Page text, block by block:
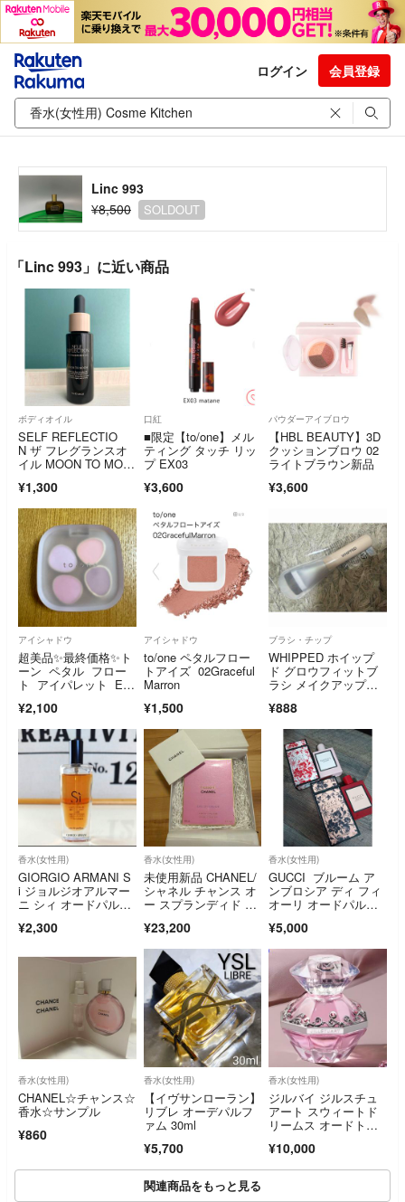
ログイン 会員登録
Linc 993
¥8,500
SOLDOUT
「Linc 993」に近い商品
ボディオイル
SELF REFLECTIO
N ザ フレグランスオ
イル MOON TO MOO
¥1,300
口紅
■限定【to/one】メル
ティング タッチ リッ
プ EX03
¥3,600
パウダーアイブロウ
【HBL BEAUTY】3D
クッションブロウ 02
ライトブラウン新品
¥3,600
アイシャドウ
超美品✨最終価格✨ト
ーン ペタル フロー
ト アイパレット EX
ャドウ
¥2,100
アイシャドウ
to/one ペタルフロー
トアイズ 02Graceful
Marron
¥1,500
ブラシ・チップ
WHIPPED ホイップ
ド グロウフィットブ
ラシ メイクアップブ
¥888
香水(女性用)
GIORGIO ARMANI S
i ジョルジオアルマー
ニ シィ オードパルフ
¥2,300
香水(女性用)
未使用新品 CHANEL/
シャネル チャンス オ
ー スプランディド オ
¥23,200
香水(女性用)
GUCCI ブルーム ア
ンブロシア ディ フィ
オーリ オードパルフ
¥5,000
香水(女性用)
CHANEL☆チャンス☆
香水☆サンプル
¥860
香水(女性用)
【イヴサンローラン】
リブレ オーデパルフ
ァム 30ml
¥5,700
香水(女性用)
ジルバイ ジルスチュ
アート スウィートド
リームス オードトワ
¥10,000
関連商品をもっと見る